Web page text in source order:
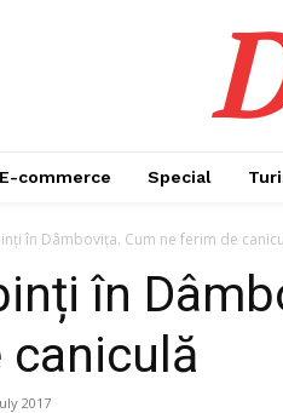
commerce Special
în Dâmbovița. Cum ne ferim de
în
2017